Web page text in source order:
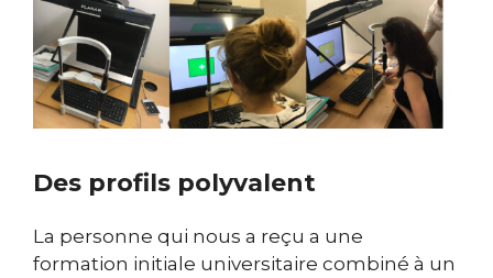
Des profils polyvalent
La personne qui nous a reçu a une
formation initiale universitaire combiné à un